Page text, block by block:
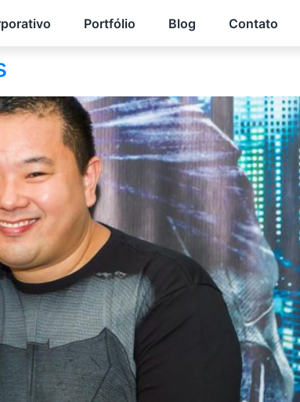
Portfólio Blog Contato